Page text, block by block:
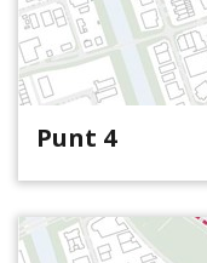
Punt 4